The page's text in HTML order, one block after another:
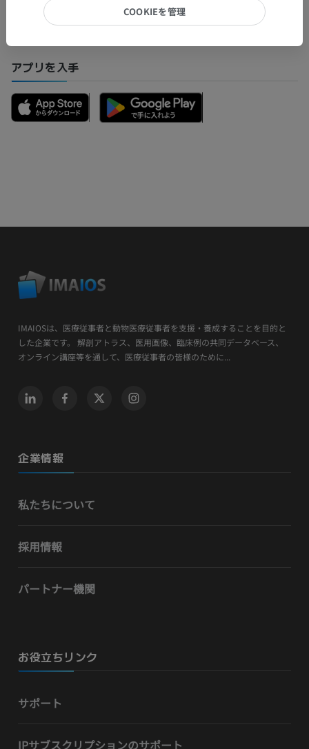
問題を報告
アプリを入手
IMAIOSは、医療従事者と動物医療従事者を支援・養成することを目的と
した企業です。 解剖アトラス、医用画像、臨床例の共同データベース、
オンライン講座等を通して、医療従事者の皆様のために...
企業情報
私たちについて
採用情報
パートナー機関
お役立ちリンク
サポート
IPサブスクリプションのサポート
COOKIEを管理